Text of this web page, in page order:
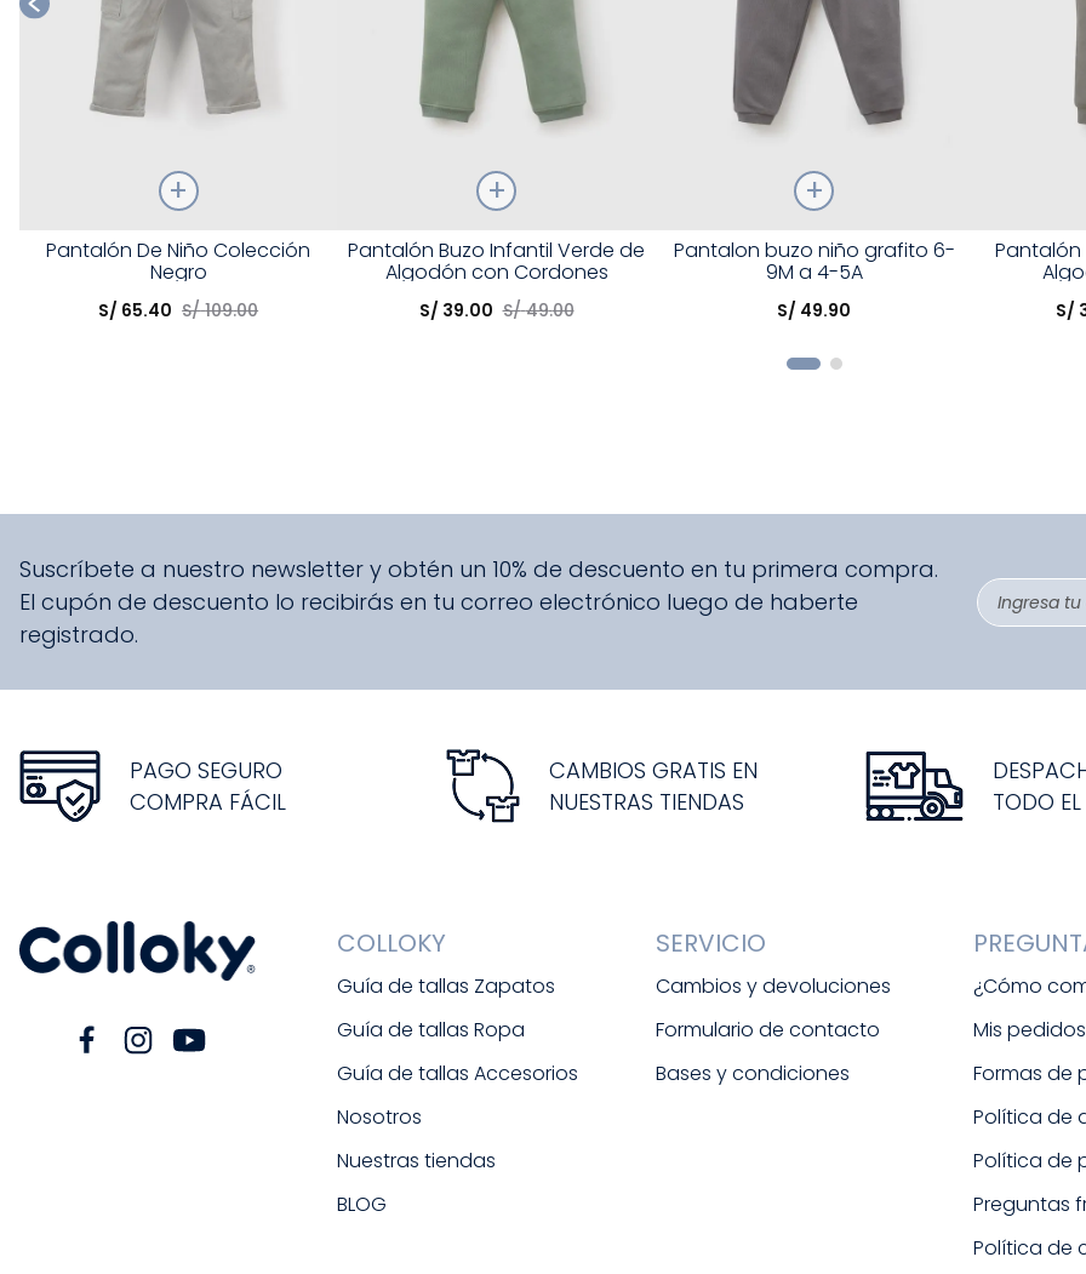
Talla
Elige una opción
Pantalón De Niño Colección
Negro
S/ 65.40 S/ 109.00
Talla
Elige una opción
Pantalón Buzo Infantil Verde de
Algodón con Cordones
S/ 39.00 S/ 49.00
Talla
Elige una opción
Pantalon buzo niño grafito 6-
9M a 4-5A
S/ 49.90
Talla
Elige una
Pantalón
S/
Suscríbete a nuestro newsletter y obtén un 10% de descuento en tu primera compra.
El cupón de descuento lo recibirás en tu correo electrónico luego de haberte
registrado.
PAGO SEGURO
COMPRA FÁCIL
CAMBIOS GRATIS EN
NUESTRAS TIENDAS
TODO EL
COLLOKY
Guía de tallas Zapatos
Guía de tallas Ropa
Guía de tallas Accesorios
Nosotros
Nuestras tiendas
BLOG
SERVICIO
Cambios y devoluciones
Formulario de contacto
Bases y condiciones
¿Cómo
Mis pedidos
Formas de
Política de
Política de
Preguntas
Política de